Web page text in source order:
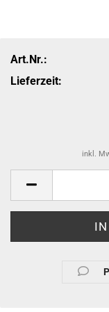
Art.Nr.:
Lieferzeit:
inkl.